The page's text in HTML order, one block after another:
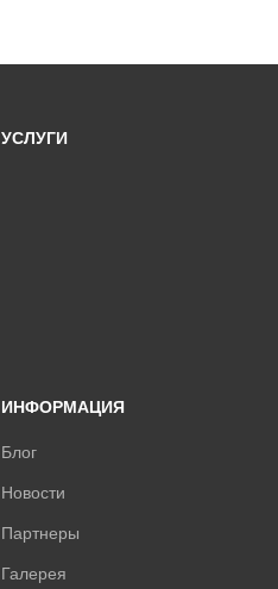
УСЛУГИ
ИНФОРМАЦИЯ
Блог
Новости
Партнеры
Галерея